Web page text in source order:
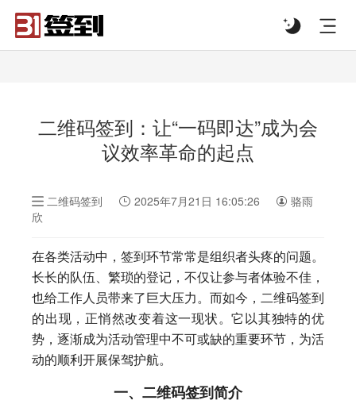
二维码签到：让“一码即达”成为会
议效率革命的起点
二维码签到 2025年7月21日 16:05:26
骆雨
欣
在各类活动中，签到环节常常是组织者头疼的问题。
长长的队伍、繁琐的登记，不仅让参与者体验不佳，
也给工作人员带来了巨大压力。而如今，二维码签到
的出现，正悄然改变着这一现状。它以其独特的优
势，逐渐成为活动管理中不可或缺的重要环节，为活
动的顺利开展保驾护航。
一、二维码签到简介